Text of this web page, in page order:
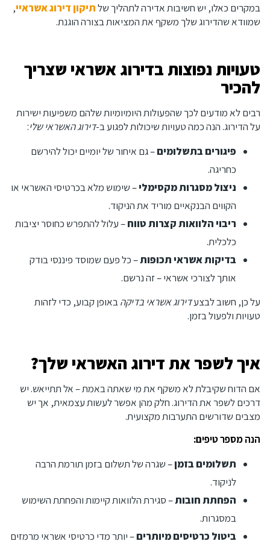
במקרים כאלו, יש חשיבות אדירה לתהליך שלתיקון דירוג אשראיי,
שמוודא שהדירוג שלך משקף את המציאות בצורה הוגנת.
טעויות נפוצות בדירוג אשראי שצריך
להכיר
רבים לא מודעים לכך שהפעולות היומיומיות שלהם משפיעות ישירות
על הדירוג. הנה כמה טעויות שיכולות לפגוע ב-דירוג האשראי שלי:
פיגורים בתשלומים– גם איחור של יומיים יכול להירשם
כחריגה.
ניצול מסגרות מקסימלי– שימוש מלא בכרטיסי האשראי או
הקווים הבנקאיים מוריד את הניקוד.
ריבוי הלוואות קצרות טווח– עלול להתפרש כחוסר יציבות
כלכלית.
בדיקות אשראי תכופות– כל פעם שמוסד פיננסי בודק
אותך לצורכי אשראי – זה נרשם.
על כן, חשוב לבצעדירוג אשראי בדיקהבאופן קבוע, כדי לזהות
טעויות ולפעול בזמן.
איך לשפר את דירוג האשראי שלך?
אם הדוח שקיבלת לא משקף את מי שאתה באמת – אל תתייאש. יש
דרכים לשפר את הדירוג. חלק מהן אפשר לעשות עצמאית, אך יש
מצבים שדורשים התערבות מקצועית.
הנה מספר טיפים:
תשלומים בזמן– שגרה של תשלום בזמן תורמת הרבה
לניקוד.
הפחתת חובות– סגירת הלוואות קיימות והפחתת השימוש
במסגרות.
ביטול כרטיסים מיותרים– יותר מדי כרטיסי אשראי מרמזים